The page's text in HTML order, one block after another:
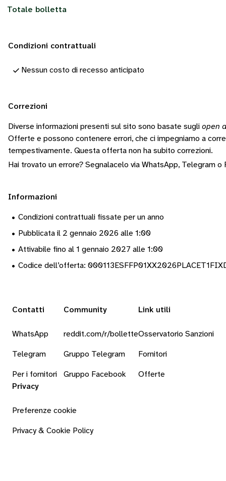
Totale bolletta
Condizioni contrattuali
Nessun costo di recesso anticipato
Correzioni
Diverse informazioni presenti sul sito sono basate sugli open
Offerte e possono contenere errori, che ci impegniamo a
tempestivamente. Questa offerta non ha subito correzioni.
Hai trovato un errore? Segnalacelo via WhatsApp, Telegram o
Informazioni
• Condizioni contrattuali fissate per un anno
• Pubblicata il 2 gennaio 2026 alle 1:00
• Attivabile fino al 1 gennaio 2027 alle 1:00
• Codice dell’offerta:
Contatti
WhatsApp
Telegram
Per i fornitori
Community
reddit.com/r/bollette
Gruppo Telegram
Gruppo Facebook
Link utili
Osservatorio Sanzioni
Fornitori
Offerte
Privacy
Preferenze cookie
Privacy & Cookie Policy